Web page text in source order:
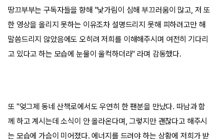
땅끄부부는 구독자들을 향해 "낯가림이 심해 부끄러움이 많고, 저 또
한 영상을 올리지 못하는 이유조차 설명드리지 못해 피하려고만 해
말씀드리지 않았음에도 오히려 저희를 이해해주시며 여전히 기다리
고 있다고 하는 모습에 눈물이 울컥하더라" 라며 감동했다.
또 "엊그제 동네 산책로에서도 우연히 한 팬분을 만났다. 따남과 함
께 하고 계시는데 소식이 안 올라온다며, 그렇지만 괜찮다고 해주시
는 모습에 가슴이 미어졌다. 에너지를 드려야 하는 상황에 저희가 받